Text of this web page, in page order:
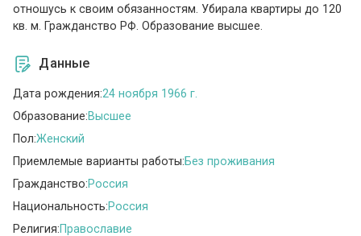
отношусь к своим обязанностям. Убирала квартиры до 120
кв. м. Гражданство РФ. Образование высшее.
Данные
Дата рождения:24 ноября 1966 г.
Образование:Высшее
Пол:Женский
Приемлемые варианты работы:Без проживания
Гражданство:Россия
Национальность:Россия
Религия:Православие